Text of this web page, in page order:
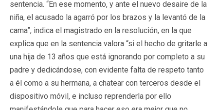
sentencia. “En ese momento, y ante el nuevo desaire de la
niña, el acusado la agarró por los brazos y la levantó de la
cama”, indica el magistrado en la resolución, en la que
explica que en la sentencia valora “si el hecho de gritarle a
una hija de 13 años que está ignorando por completo a su
padre y dedicándose, con evidente falta de respeto tanto
a él como a su hermana, a chatear con terceros desde el
dispositivo móvil, e incluso reprenderla por ello